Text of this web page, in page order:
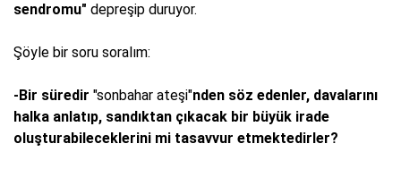
sendromu" depreşip duruyor.
Şöyle bir soru soralım:
-Bir süredir "sonbahar ateşi"nden söz edenler, davalarını
halka anlatıp, sandıktan çıkacak bir büyük irade
oluşturabileceklerini mi tasavvur etmektedirler?